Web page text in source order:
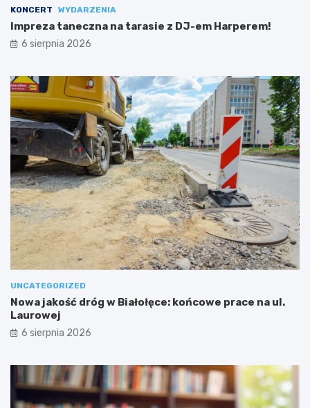
KONCERT WYDARZENIA
Impreza taneczna na tarasie z DJ-em Harperem!
6 sierpnia 2026
UNCATEGORIZED
Nowa jakość dróg w Białołęce: końcowe prace na ul.
Laurowej
6 sierpnia 2026